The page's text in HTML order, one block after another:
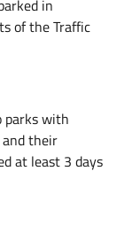
in
of the Traffic
parks with
their
at least 3 days